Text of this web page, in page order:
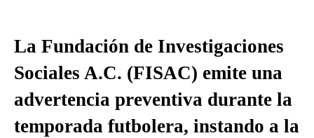
La Fundación de Investigaciones
Sociales A.C. (FISAC) emite una
advertencia preventiva durante la
temporada futbolera, instando a la